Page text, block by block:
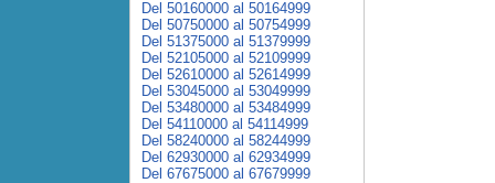
Del 50160000 al 50164999
Del 50750000 al 50754999
Del 51375000 al 51379999
Del 52105000 al 52109999
Del 52610000 al 52614999
Del 53045000 al 53049999
Del 53480000 al 53484999
Del 54110000 al 54114999
Del 58240000 al 58244999
Del 62930000 al 62934999
Del 67675000 al 67679999